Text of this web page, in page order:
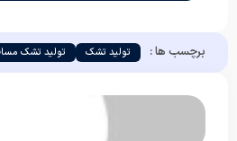
برچسب ها : تولید تشک تولید تشک